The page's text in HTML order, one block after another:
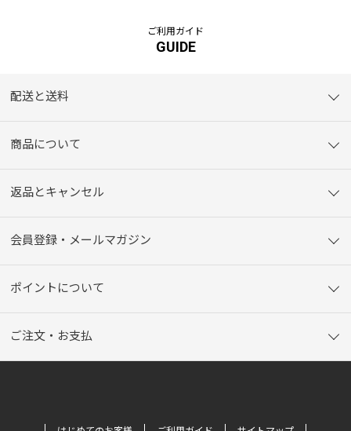
ご利用ガイド
GUIDE
配送と送料
商品について
返品とキャンセル
会員登録・メールマガジン
ポイントについて
ご注文・お支払